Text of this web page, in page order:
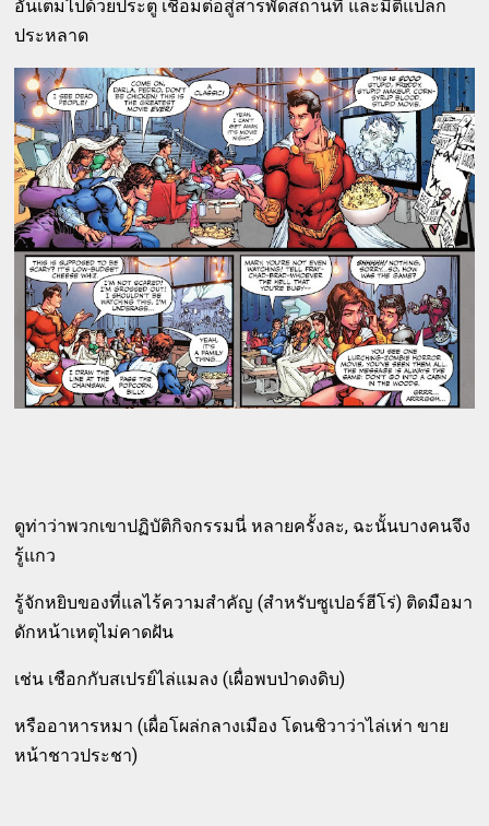
อันเต็มไปด้วยประตู เชื่อมต่อสู่สารพัดสถานที่ และมิติแปลก
ประหลาด
ดูท่าว่าพวกเขาปฏิบัติกิจกรรมนี่ หลายครั้งละ, ฉะนั้นบางคนจึง
รู้แกว
รู้จักหยิบของที่แลไร้ความสำคัญ (สำหรับซูเปอร์ฮีโร่) ติดมือมา
ดักหน้าเหตุไม่คาดฝัน
เช่น เชือกกับสเปรย์ไล่แมลง (เผื่อพบป่าดงดิบ)
หรืออาหารหมา (เผื่อโผล่กลางเมือง โดนชิวาว่าไล่เห่า ขาย
หน้าชาวประชา)